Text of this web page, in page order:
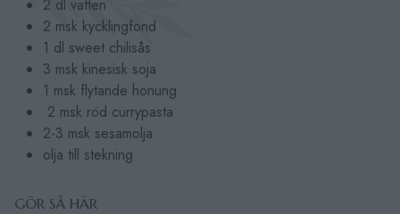
2 dl vatten
2 msk kycklingfond
1 dl sweet chilisås
3 msk kinesisk soja
1 msk flytande honung
2 msk röd currypasta
2-3 msk sesamolja
olja till stekning
GÖR SÅ HÄR